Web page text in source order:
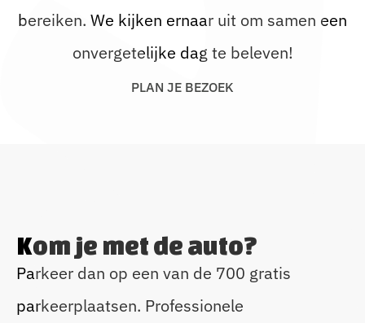
Sitting Dinner
Cases
bereiken. We kijken ernaar uit om samen een
onvergetelijke dag te beleven!
PLAN JE BEZOEK
Kom je met de auto?
Parkeer dan op een van de 700 gratis
parkeerplaatsen. Professionele